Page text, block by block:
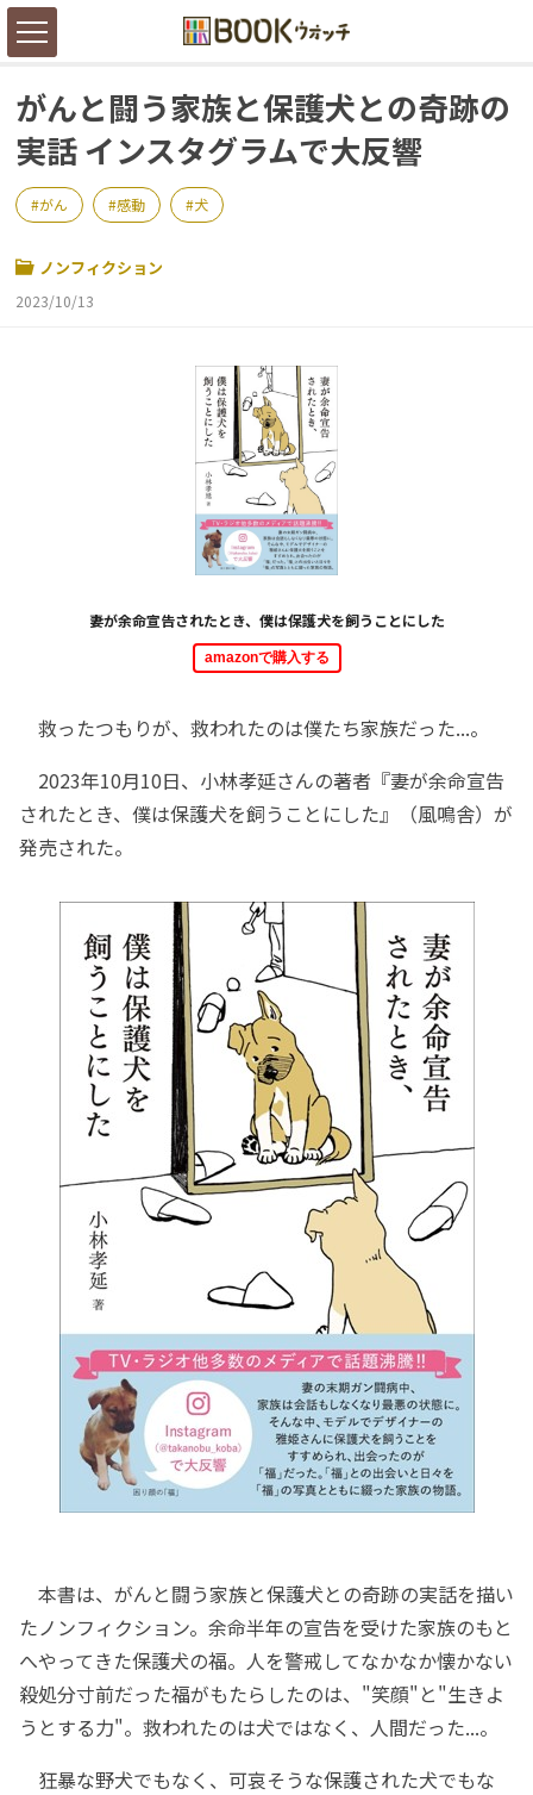
がんと闘う家族と保護犬との奇跡の
実話 インスタグラムで大反響
がん 感動 犬
ノンフィクション
2023/10/13
妻が余命宣告されたとき、僕は保護犬を飼うことにした
amazonで購入する
救ったつもりが、救われたのは僕たち家族だった...。
2023年10月10日、小林孝延さんの著者『妻が余命宣告
されたとき、僕は保護犬を飼うことにした』（風鳴舎）が
発売された。
本書は、がんと闘う家族と保護犬との奇跡の実話を描い
たノンフィクション。余命半年の宣告を受けた家族のもと
へやってきた保護犬の福。人を警戒してなかなか懐かない
殺処分寸前だった福がもたらしたのは、"笑顔"と"生きよ
うとする力"。救われたのは犬ではなく、人間だった...。
狂暴な野犬でもなく、可哀そうな保護された犬でもな